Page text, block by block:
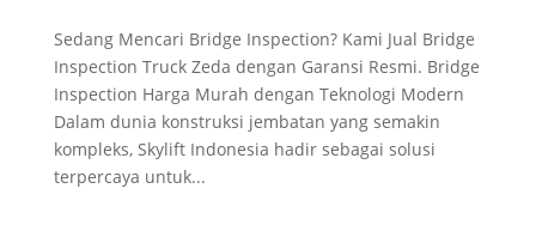
Sedang Mencari Bridge Inspection? Kami Jual Bridge
Inspection Truck Zeda dengan Garansi Resmi. Bridge
Inspection Harga Murah dengan Teknologi Modern
Dalam dunia konstruksi jembatan yang semakin
kompleks, Skylift Indonesia hadir sebagai solusi
terpercaya untuk...